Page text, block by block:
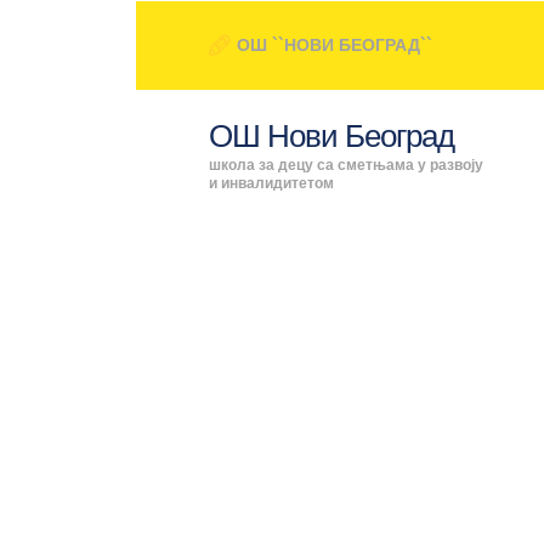
ОШ ``НОВИ БЕОГРАД``
ОШ Нови Београд
школа за децу са сметњама у развоју
и инвалидитетом